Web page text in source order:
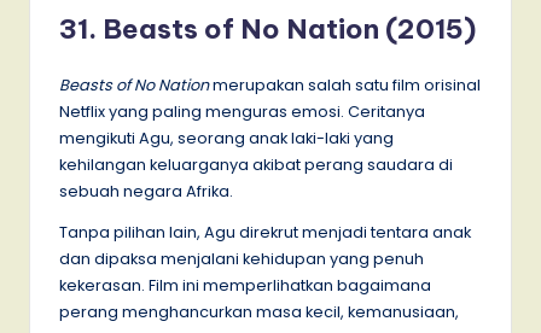
31. Beasts of No Nation (2015)
Beasts of No Nationmerupakan salah satu film orisinal
Netflix yang paling menguras emosi. Ceritanya
mengikuti Agu, seorang anak laki-laki yang
kehilangan keluarganya akibat perang saudara di
sebuah negara Afrika.
Tanpa pilihan lain, Agu direkrut menjadi tentara anak
dan dipaksa menjalani kehidupan yang penuh
kekerasan. Film ini memperlihatkan bagaimana
perang menghancurkan masa kecil, kemanusiaan,